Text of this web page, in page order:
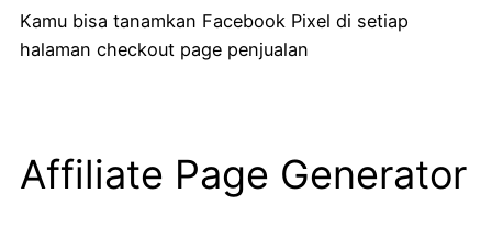
Kamu bisa tanamkan Facebook Pixel di setiap
halaman checkout page penjualan
Affiliate Page Generator